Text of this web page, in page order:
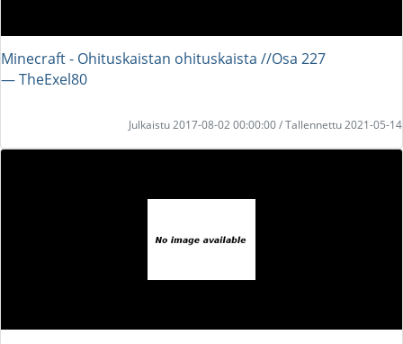
Minecraft - Ohituskaistan ohituskaista //Osa 227
― TheExel80
Julkaistu 2017-08-02 00:00:00 / Tallennettu 2021-05-14